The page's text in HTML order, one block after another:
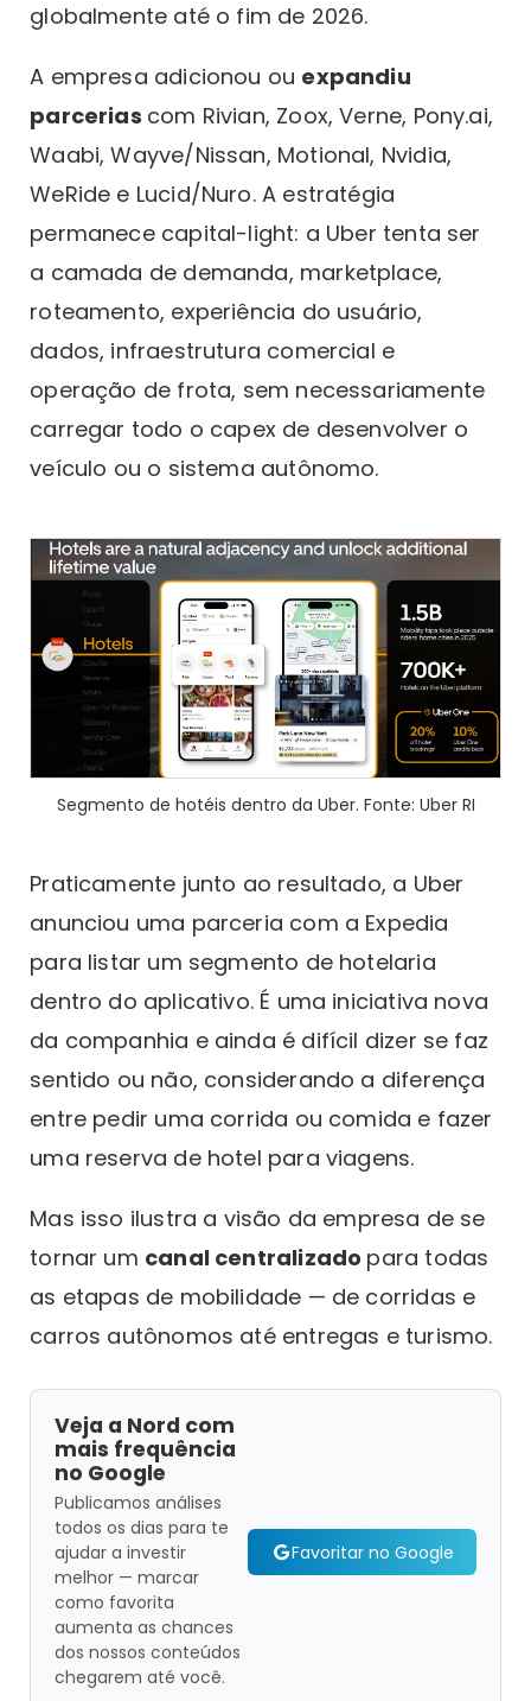
globalmente até o fim de 2026.
A empresa adicionou ou expandiu
parcerias com Rivian, Zoox, Verne, Pony.ai,
Waabi, Wayve/Nissan, Motional, Nvidia,
WeRide e Lucid/Nuro. A estratégia
permanece capital-light: a Uber tenta ser
a camada de demanda, marketplace,
roteamento, experiência do usuário,
dados, infraestrutura comercial e
operação de frota, sem necessariamente
carregar todo o capex de desenvolver o
veículo ou o sistema autônomo.
Segmento de hotéis dentro da Uber. Fonte: Uber RI
Praticamente junto ao resultado, a Uber
anunciou uma parceria com a Expedia
para listar um segmento de hotelaria
dentro do aplicativo. É uma iniciativa nova
da companhia e ainda é difícil dizer se faz
sentido ou não, considerando a diferença
entre pedir uma corrida ou comida e fazer
uma reserva de hotel para viagens.
Mas isso ilustra a visão da empresa de se
tornar um canal centralizado para todas
as etapas de mobilidade — de corridas e
carros autônomos até entregas e turismo.
Veja a Nord com
mais frequência
no Google
Publicamos análises
todos os dias para te
ajudar a investir
melhor — marcar
como favorita
aumenta as chances
dos nossos conteúdos
chegarem até você.
Favoritar no Google